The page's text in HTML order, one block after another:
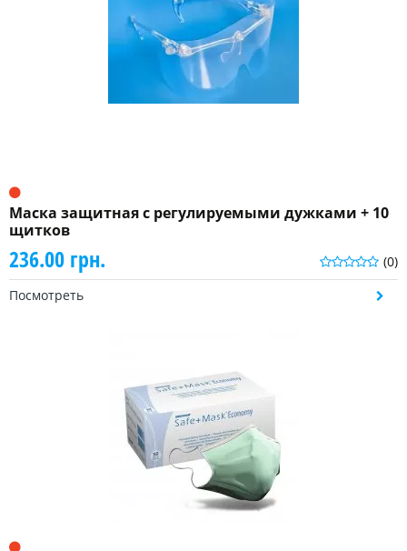
Маска защитная с регулируемыми дужками + 10
щитков
(0)
236.00 грн.
Посмотреть